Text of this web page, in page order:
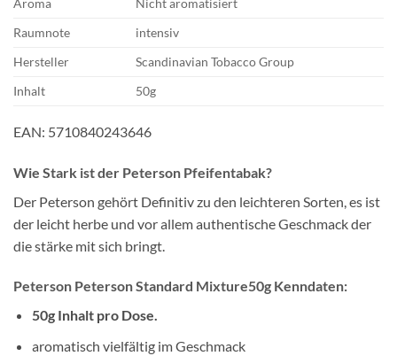
Raumnote
intensiv
Hersteller
Scandinavian Tobacco Group
Inhalt
50g
EAN: 5710840243646
Wie Stark ist der Peterson Pfeifentabak?
Der Peterson gehört Definitiv zu den leichteren Sorten, es ist
der leicht herbe und vor allem authentische Geschmack der
die stärke mit sich bringt.
Peterson Peterson Standard Mixture50g Kenndaten:
50g Inhalt pro Dose.
aromatisch vielfältig im Geschmack